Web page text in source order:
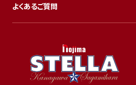
よくあるご質問